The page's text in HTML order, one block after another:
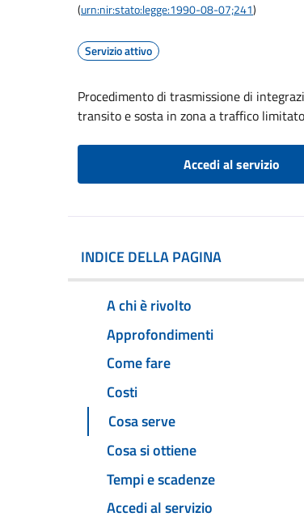
(urn:nir:stato:legge:1990-08-07;241)
Servizio attivo
Procedimento di trasmissione di
transito e sosta in zona a traffico limitato
Accedi al servizio
INDICE DELLA PAGINA
A chi è rivolto
Approfondimenti
Come fare
Costi
Cosa serve
Cosa si ottiene
Tempi e scadenze
Accedi al servizio